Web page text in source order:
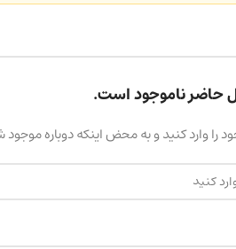
حاضر ناموجود است.
را وارد کنید و به محض اینکه دوباره